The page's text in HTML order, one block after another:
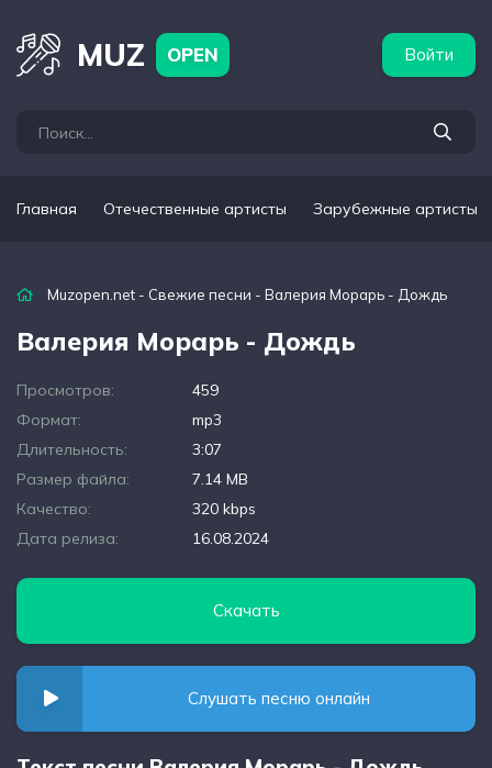
MUZ OPEN Войти
Главная Отечественные артисты Зарубежные артисты
Muzopen.net - Свежие песни - Валерия Морарь - Дождь
Валерия Морарь - Дождь
Просмотров:
459
Формат:
mp3
Длительность:
3:07
Размер файла:
7.14 MB
Качество:
320 kbps
Дата релиза:
16.08.2024
Скачать
Слушать песню онлайн
артисты Популярные подборки